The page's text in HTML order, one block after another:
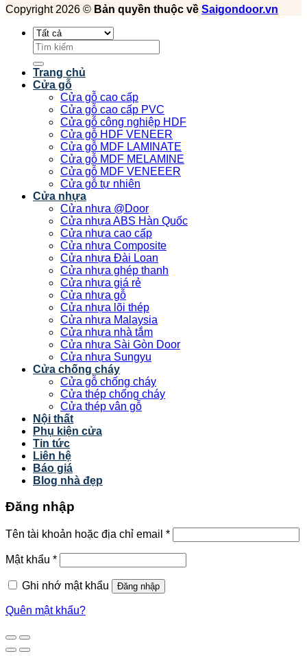
Copyright 2026 © Bản quyền thuộc về Saigondoor.vn
Tìm
kiếm:
Trang chủ
Cửa gỗ
Cửa gỗ cao cấp
Cửa gỗ cao cấp PVC
Cửa gỗ công nghiệp HDF
Cửa gỗ HDF VENEER
Cửa gỗ MDF LAMINATE
Cửa gỗ MDF MELAMINE
Cửa gỗ MDF VENEEER
Cửa gỗ tự nhiên
Cửa nhựa
Cửa nhựa @Door
Cửa nhựa ABS Hàn Quốc
Cửa nhựa cao cấp
Cửa nhựa Composite
Cửa nhựa Đài Loan
Cửa nhựa ghép thanh
Cửa nhựa giá rẻ
Cửa nhựa gỗ
Cửa nhựa lõi thép
Cửa nhựa Malaysia
Cửa nhựa nhà tắm
Cửa nhựa Sài Gòn Door
Cửa nhựa Sungyu
Cửa chống cháy
Cửa gỗ chống cháy
Cửa thép chống cháy
Cửa thép vân gỗ
Nội thất
Phụ kiện cửa
Tin tức
Liên hệ
Báo giá
Blog nhà đẹp
Đăng nhập
Tên tài khoản hoặc địa chỉ email *
Mật khẩu *
Ghi nhớ mật khẩu Đăng nhập
Quên mật khẩu?